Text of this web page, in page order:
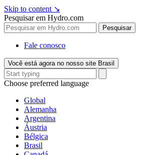
Skip to content ↘
Pesquisar em Hydro.com
Pesquisar
Fale conosco
Você está agora no nosso site Brasil
Choose preferred language
Global
Alemanha
Argentina
Áustria
Bélgica
Brasil